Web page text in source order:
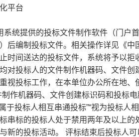
平台
系统提供的投标文件制作软件（门
后编制投标文件。相关操作详见《
时间送达的投标文件，系统将予以
对投标人的文件制作机器码、文件
视投标工作，在本单位办公所在地
作机器码、文件创建标识码和投标
于投标人相互串通投标”“视为投标人
串标的投标人处于禁用两年及以上
新的投标活动。 评标结束后投标人